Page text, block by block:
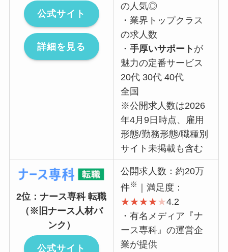
公式サイト
詳細を見る
の人気◎
・業界トップクラス
の求人数
・手厚いサポート が
魅力の定番サービス
20代 30代 40代
全国
※公開求人数は2026
年4月9日時点、雇用
形態/勤務形態/職種別
サイト未掲載も含む
2位：ナース専科 転職
（※旧ナース人材バ
ンク）
公式サイト
公開求人数：約20万
件※ ｜満足度：
★★★★★4.2
・有名メディア『ナ
ース専科』の運営企
業が提供